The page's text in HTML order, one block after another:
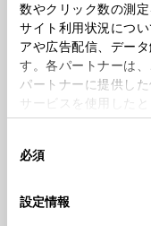
数やクリック数の測
サイト利用状況につ
アや広告配信、デー
す。各パートナーは
パートナーに提供し
サービスを使用した
使用することがあり
デバイスにすべての
意したことになりま
必須
設定情報
取扱説明書一覧
生産年月
2013年11月～